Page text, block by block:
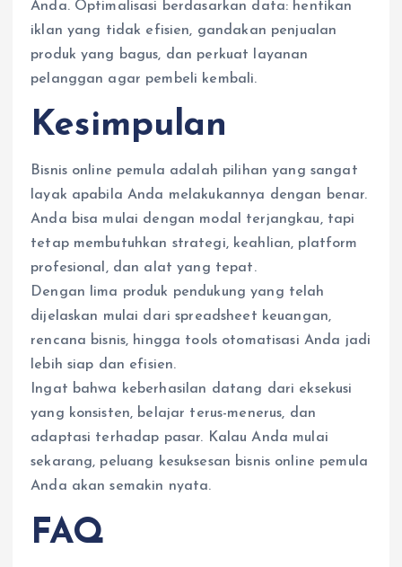
Anda. Optimalisasi berdasarkan data: hentikan
iklan yang tidak efisien, gandakan penjualan
produk yang bagus, dan perkuat layanan
pelanggan agar pembeli kembali.
Kesimpulan
Bisnis online pemula adalah pilihan yang sangat
layak apabila Anda melakukannya dengan benar.
Anda bisa mulai dengan modal terjangkau, tapi
tetap membutuhkan strategi, keahlian, platform
profesional, dan alat yang tepat.
Dengan lima produk pendukung yang telah
dijelaskan mulai dari spreadsheet keuangan,
rencana bisnis, hingga tools otomatisasi Anda jadi
lebih siap dan efisien.
Ingat bahwa keberhasilan datang dari eksekusi
yang konsisten, belajar terus-menerus, dan
adaptasi terhadap pasar. Kalau Anda mulai
sekarang, peluang kesuksesan bisnis online pemula
Anda akan semakin nyata.
FAQ